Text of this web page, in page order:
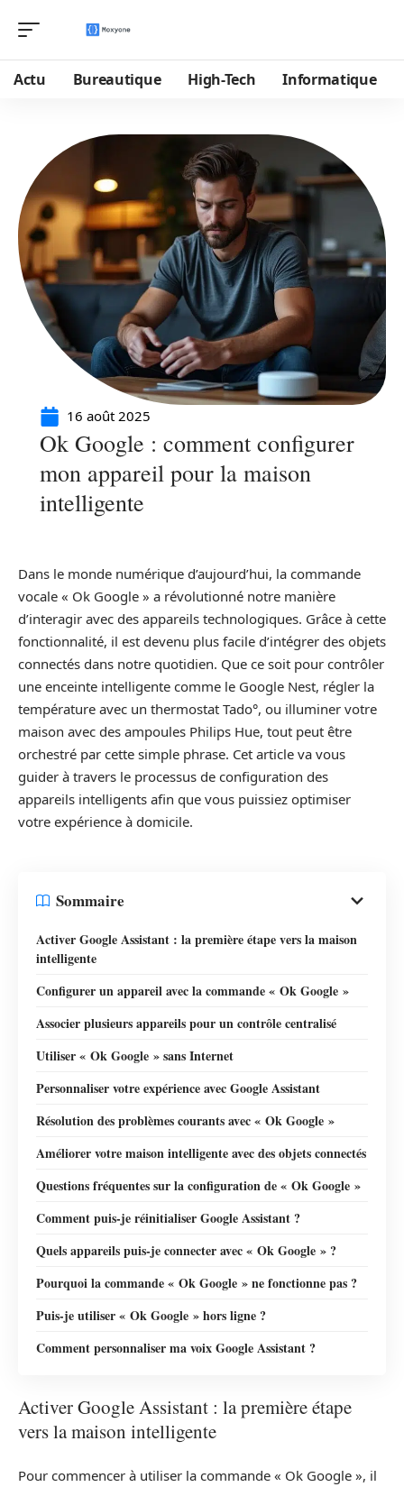
Actu Bureautique High-Tech Informatique
16 août 2025
Ok Google : comment configurer
mon appareil pour la maison
intelligente
Dans le monde numérique d’aujourd’hui, la commande
vocale « Ok Google » a révolutionné notre manière
d’interagir avec des appareils technologiques. Grâce à cette
fonctionnalité, il est devenu plus facile d’intégrer des objets
connectés dans notre quotidien. Que ce soit pour contrôler
une enceinte intelligente comme le Google Nest, régler la
température avec un thermostat Tado°, ou illuminer votre
maison avec des ampoules Philips Hue, tout peut être
orchestré par cette simple phrase. Cet article va vous
guider à travers le processus de configuration des
appareils intelligents afin que vous puissiez optimiser
votre expérience à domicile.
Sommaire
Activer Google Assistant : la première étape vers la maison
intelligente
Configurer un appareil avec la commande « Ok Google »
Associer plusieurs appareils pour un contrôle centralisé
Utiliser « Ok Google » sans Internet
Personnaliser votre expérience avec Google Assistant
Résolution des problèmes courants avec « Ok Google »
Améliorer votre maison intelligente avec des objets connectés
Questions fréquentes sur la configuration de « Ok Google »
Comment puis-je réinitialiser Google Assistant ?
Quels appareils puis-je connecter avec « Ok Google » ?
Pourquoi la commande « Ok Google » ne fonctionne pas ?
Puis-je utiliser « Ok Google » hors ligne ?
Comment personnaliser ma voix Google Assistant ?
Activer Google Assistant : la première étape
vers la maison intelligente
Pour commencer à utiliser la commande « Ok Google », il